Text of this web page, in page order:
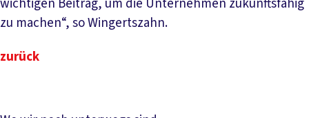
wichtigen Beitrag, um die Unternehmen zukunftsfähig
zu machen“, so Wingertszahn.
zurück